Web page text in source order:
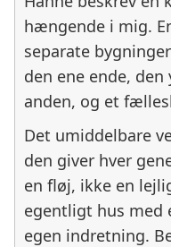
hængende i mig.
separate
den ene ende,
anden, og et
Det umiddelbare
den giver hver
en fløj, ikke en
egentligt hus med
egen indretning.